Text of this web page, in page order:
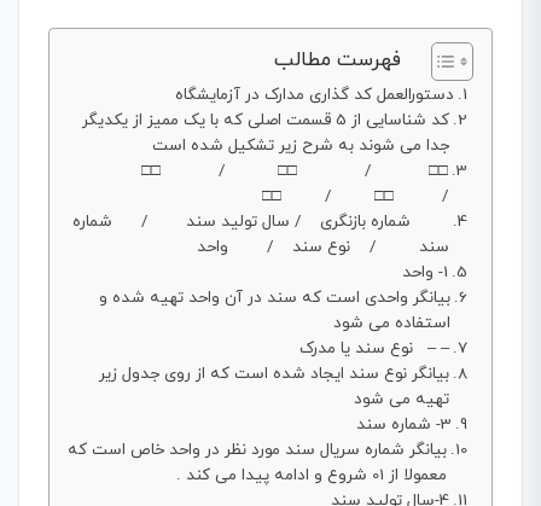
فهرست مطالب
دستورالعمل کد گذاری مدارک در آزمایشگاه
کد شناسایی از 5 قسمت اصلی که با یک ممیز از یکدیگر
جدا می شوند به شرح زیر تشکیل شده است
□□ / □□ / □□
/ □□ / □□
شماره بازنگری / سال تولید سند / شماره
سند / نوع سند / واحد
1- واحد
بیانگر واحدی است که سند در آن واحد تهیه شده و
استفاده می شود
– – نوع سند یا مدرک
بیانگر نوع سند ایجاد شده است که از روی جدول زیر
تهیه می شود
3- شماره سند
بیانگر شماره سریال سند مورد نظر در واحد خاص است که
معمولا از 01 شروع و ادامه پیدا می کند .
4-سال تولید سند